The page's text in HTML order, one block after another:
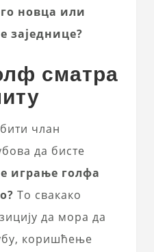
новца или
заједнице?
сматра
члан
да бисте
играње голфа
То свакако
да мора да
коришћење